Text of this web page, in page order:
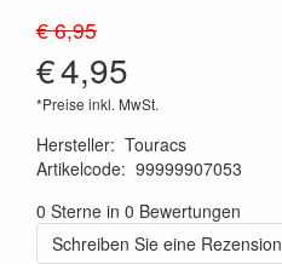
€ 6,95
€4,95
*Preise inkl. MwSt.
Hersteller: Touracs
Artikelcode: 99999907053
0 Sterne in 0 Bewertungen
Schreiben Sie eine Rezension